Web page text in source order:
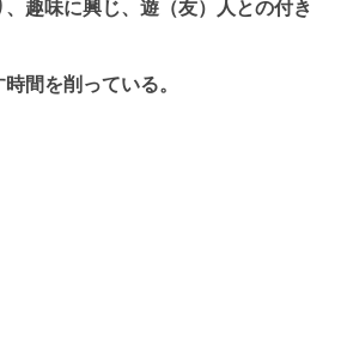
趣味に興じ、遊（友）人との付き
間を削っている。